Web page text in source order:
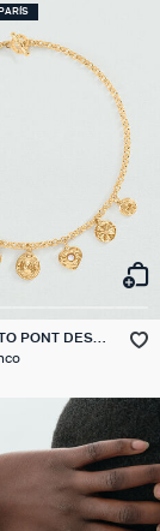
PONT DES